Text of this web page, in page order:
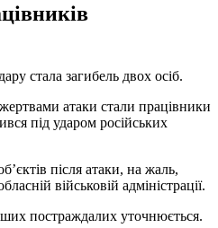
стала загибель двох осіб.
атаки стали працівники
під ударом російських
після атаки, на жаль,
військовій адміністрації.
постраждалих уточнюється.